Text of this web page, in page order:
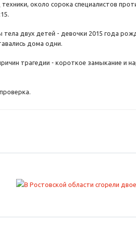
около сорока специалистов
двух детей - девочки 2015 года
дома одни.
трагедии - короткое замыкание и